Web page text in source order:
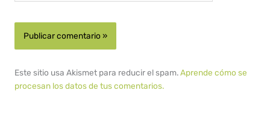
Este sitio usa Akismet para reducir el spam.Aprende cómo se
procesan los datos de tus comentarios.